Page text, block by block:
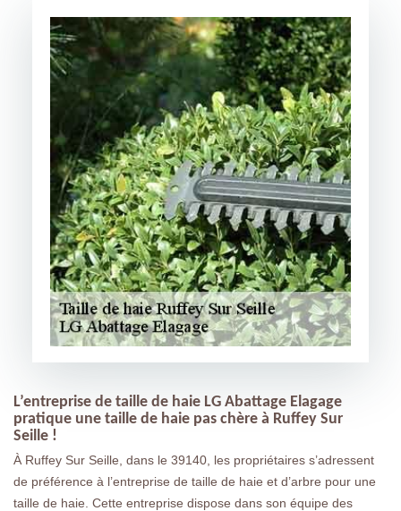
L’entreprise de taille de haie LG Abattage Elagage
pratique une taille de haie pas chère à Ruffey Sur
Seille !
À Ruffey Sur Seille, dans le 39140, les propriétaires s’adressent
de préférence à l’entreprise de taille de haie et d’arbre pour une
taille de haie. Cette entreprise dispose dans son équipe des